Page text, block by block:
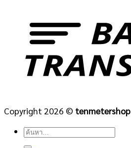
Copyright 2026 © tenmetershop
ค้นหา: